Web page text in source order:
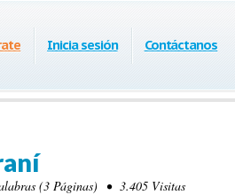
Inicia sesión Contáctanos
(3 Páginas) • 3.405 Visitas